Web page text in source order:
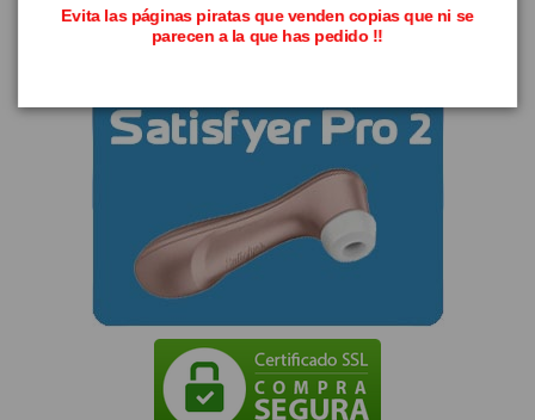
Evita las páginas piratas que venden copias que ni se
parecen a la que has pedido !!